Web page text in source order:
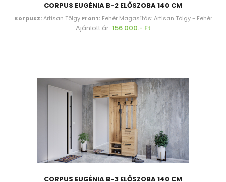
CORPUS EUGÉNIA B-2 ELŐSZOBA 140 CM
Korpusz:Artisan Tölgy Front:Fehér Magasítás: Artisan Tölgy - Fehér
Ajánlott ár: 156 000.- Ft
CORPUS EUGÉNIA B-3 ELŐSZOBA 140 CM